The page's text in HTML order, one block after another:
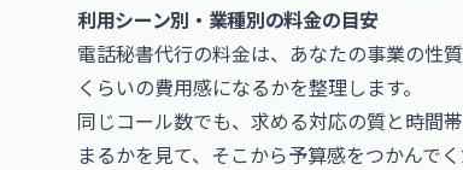
利用シーン別・業種別の料金の目安
電話秘書代行の料金は、あなたの事業の性
くらいの費用感になるかを整理します。
同じコール数でも、求める対応の質と時間
まるかを見て、そこから予算感をつかんで